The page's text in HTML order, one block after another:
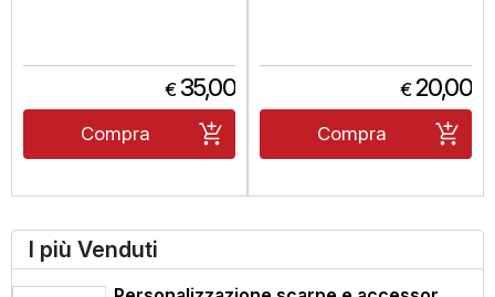
€ 35,00
Compra
€ 20,00
Compra
I più Venduti